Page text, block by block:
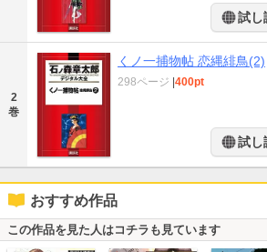
試し
2
巻
くノ一捕物帖 恋縄緋鳥(2)
298ページ 400pt
試し
おすすめ作品
この作品を見た人はコチラも見ています